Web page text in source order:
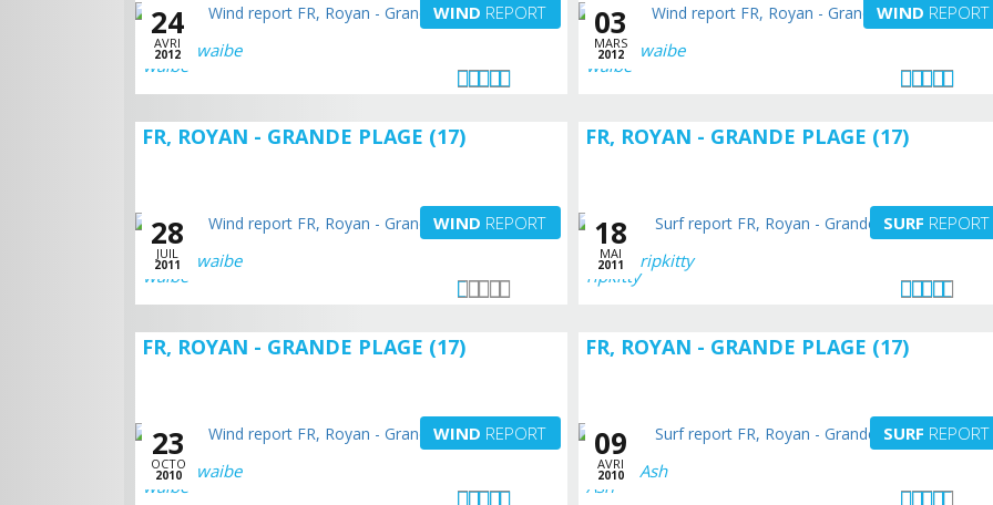
24
AVRI
2012
WIND REPORT
waibe
03
MARS
2012
WIND REPORT
waibe
FR, ROYAN - GRANDE PLAGE (17)
28
JUIL
2011
WIND REPORT
waibe
FR, ROYAN - GRANDE PLAGE (17)
18
MAI
2011
SURF REPORT
ripkitty
FR, ROYAN - GRANDE PLAGE (17)
23
OCTO
2010
WIND REPORT
waibe
FR, ROYAN - GRANDE PLAGE (17)
09
AVRI
2010
SURF REPORT
Ash